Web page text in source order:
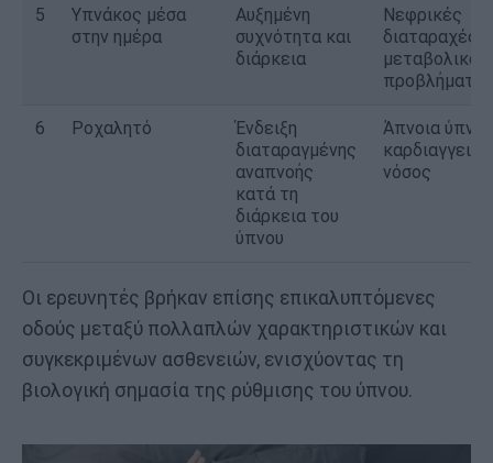
5
Υπνάκος μέσα
στην ημέρα
Αυξημένη
συχνότητα και
διάρκεια
Νεφρικές
διαταραχές,
μεταβολικά
προβλήματα
6 Ροχαλητό
Ένδειξη
διαταραγμένης
αναπνοής
κατά τη
διάρκεια του
ύπνου
Άπνοια
νόσος
Οι ερευνητές βρήκαν επίσης επικαλυπτόμενες
οδούς μεταξύ πολλαπλών χαρακτηριστικών και
συγκεκριμένων ασθενειών, ενισχύοντας τη
βιολογική σημασία της ρύθμισης του ύπνου.